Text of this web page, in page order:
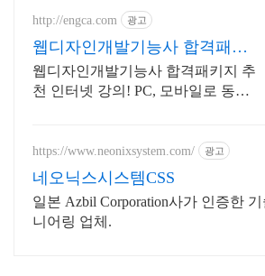
http://engca.com 광고
웹디자인개발기능사 합격패키
지 PC/스마트폰 동영상강의
웹디자인개발기능사 합격패키지 추
천 인터넷 강의! PC, 모바일로 동시
https://www.neonixsystem.com/ 광고
네오닉스시스템CSS
일본 Azbil Corporation사가 인증한
니어링 업체.